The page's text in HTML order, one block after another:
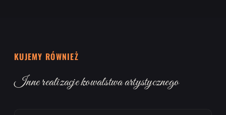
KUJEMY RÓWNIEŻ
Inne realizacje kowalstwa artystycznego